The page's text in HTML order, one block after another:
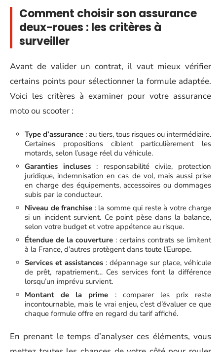
Comment choisir son assurance
deux-roues : les critères à
surveiller
Avant de valider un contrat, il vaut mieux vérifier
certains points pour sélectionner la formule adaptée.
Voici les critères à examiner pour votre assurance
moto ou scooter :
Type d’assurance : au tiers, tous risques ou intermédiaire.
Certaines propositions ciblent particulièrement les
motards, selon l’usage réel du véhicule.
Garanties incluses : responsabilité civile, protection
juridique, indemnisation en cas de vol, mais aussi prise
en charge des équipements, accessoires ou dommages
subis par le conducteur.
Niveau de franchise : la somme qui reste à votre charge
si un incident survient. Ce point pèse dans la balance,
selon votre budget et votre appétence au risque.
Étendue de la couverture : certains contrats se limitent
à la France, d’autres protègent dans toute l’Europe.
Services et assistances : dépannage sur place, véhicule
de prêt, rapatriement… Ces services font la différence
lorsqu’un imprévu survient.
Montant de la prime : comparer les prix reste
incontournable, mais le vrai enjeu, c’est d’évaluer ce que
chaque formule offre en regard du tarif affiché.
En prenant le temps d’analyser ces éléments, vous